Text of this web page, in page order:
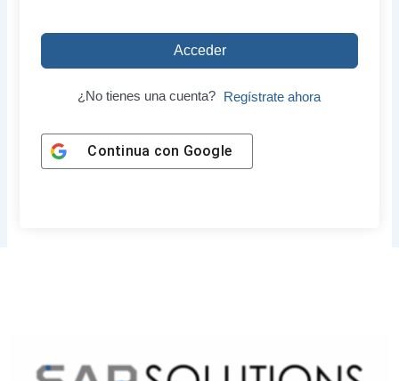
Acceder
¿No tienes una cuenta? Regístrate ahora
Continua con Google